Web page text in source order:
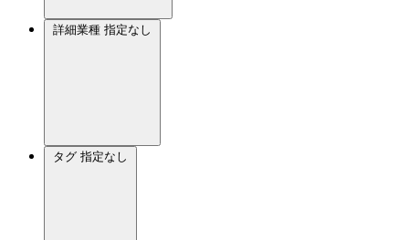
詳細業種 指定なし
タグ 指定なし